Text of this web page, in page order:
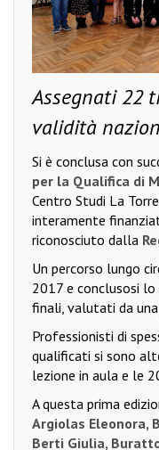
Assegnati 22
validità
Si è conclusa con
per la Qualifica di
Centro Studi La
interamente
riconosciuto dalla
Un percorso lungo
2017 e conclusosi
finali, valutati da una
Professionisti di
qualificati si sono
lezione in aula e le
A questa prima
Argiolas Eleonora,
Berti Giulia,